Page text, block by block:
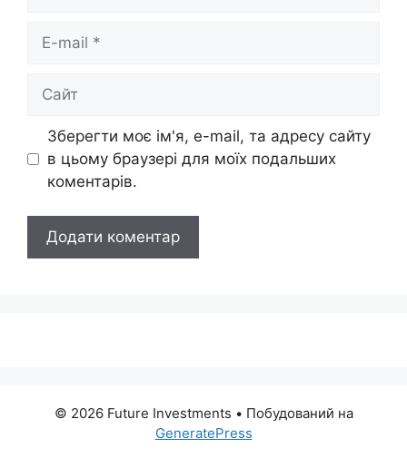
mail
Зберегти моє ім'я, e-mail, та адресу сайту
в цьому браузері для моїх подальших
коментарів.
© 2026 Future Investments • Побудований на
GeneratePress